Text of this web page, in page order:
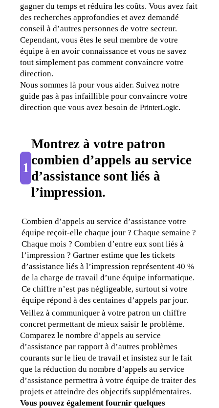
gagner du temps et réduira les coûts. Vous avez fait
des recherches approfondies et avez demandé
conseil à d’autres personnes de votre secteur.
Cependant, vous êtes le seul membre de votre
équipe à en avoir connaissance et vous ne savez
tout simplement pas comment convaincre votre
direction.
Nous sommes là pour vous aider. Suivez notre
guide pas à pas infaillible pour convaincre votre
direction que vous avez besoin de PrinterLogic.
1
Montrez à votre patron
combien d’appels au service
d’assistance sont liés à
l’impression.
Combien d’appels au service d’assistance votre
équipe reçoit-elle chaque jour ? Chaque semaine ?
Chaque mois ? Combien d’entre eux sont liés à
l’impression ? Gartner estime que les tickets
d’assistance liés à l’impression représentent 40 %
de la charge de travail d’une équipe informatique.
Ce chiffre n’est pas négligeable, surtout si votre
équipe répond à des centaines d’appels par jour.
Veillez à communiquer à votre patron un chiffre
concret permettant de mieux saisir le problème.
Comparez le nombre d’appels au service
d’assistance par rapport à d’autres problèmes
courants sur le lieu de travail et insistez sur le fait
que la réduction du nombre d’appels au service
d’assistance permettra à votre équipe de traiter des
projets et atteindre des objectifs supplémentaires.
Vous pouvez également fournir quelques